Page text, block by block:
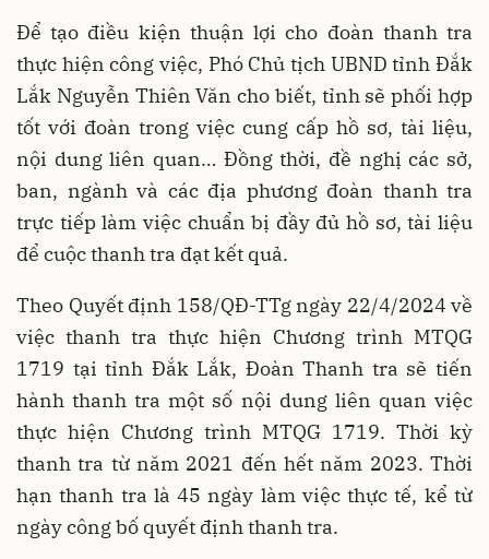
Để tạo điều kiện thuận lợi cho đoàn thanh tra
thực hiện công việc, Phó Chủ tịch UBND tỉnh Đắk
Lắk Nguyễn Thiên Văn cho biết, tỉnh sẽ phối hợp
tốt với đoàn trong việc cung cấp hồ sơ, tài liệu,
nội dung liên quan… Đồng thời, đề nghị các sở,
ban, ngành và các địa phương đoàn thanh tra
trực tiếp làm việc chuẩn bị đầy đủ hồ sơ, tài liệu
để cuộc thanh tra đạt kết quả.
Theo Quyết định 158/QĐ-TTg ngày 22/4/2024 về
việc thanh tra thực hiện Chương trình MTQG
1719 tại tỉnh Đắk Lắk, Đoàn Thanh tra sẽ tiến
hành thanh tra một số nội dung liên quan việc
thực hiện Chương trình MTQG 1719. Thời kỳ
thanh tra từ năm 2021 đến hết năm 2023. Thời
hạn thanh tra là 45 ngày làm việc thực tế, kể từ
ngày công bố quyết định thanh tra.